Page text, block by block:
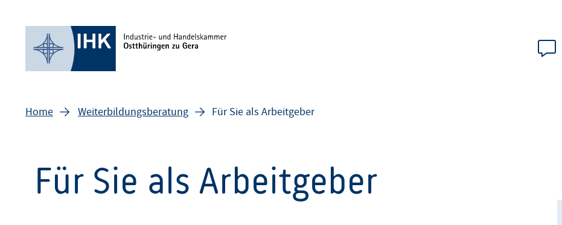
Home Weiterbildungsberatung Für Sie als Arbeitgeber
Für Sie als Arbeitgeber